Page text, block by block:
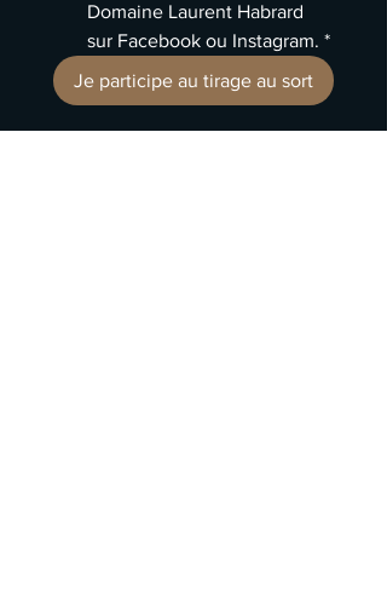
Domaine Laurent Habrard
sur Facebook ou Instagram. *
Je participe au tirage au sort